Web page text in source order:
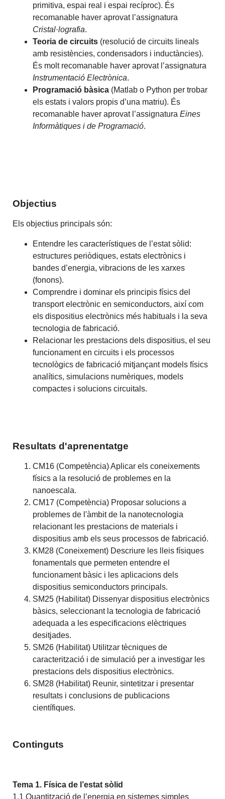
primitiva, espai real i espai recíproc). És
recomanable haver aprovat l’assignatura
Cristal·lografia.
Teoria de circuits (resolució de circuits lineals
amb resistències, condensadors i inductàncies).
És molt recomanable haver aprovat l’assignatura
Instrumentació Electrònica.
Programació bàsica (Matlab o Python per trobar
els estats i valors propis d’una matriu). És
recomanable haver aprovat l’assignaturaEines
Informàtiques i de Programació.
Objectius
Els objectius principals són:
Entendre les característiques de l’estat sòlid:
estructures periòdiques, estats electrònics i
bandes d’energia, vibracions de les xarxes
(fonons).
Comprendre i dominar els principis físics del
transport electrònic en semiconductors, així com
els dispositius electrònics més habituals i la seva
tecnologia de fabricació.
Relacionar les prestacions dels dispositius, el seu
funcionament en circuits i els processos
tecnològics de fabricació mitjançant models físics
analítics, simulacions numèriques, models
compactes i solucions circuitals.
Resultats d'aprenentatge
CM16 (Competència) Aplicar els coneixements
físics a la resolució de problemes en la
nanoescala.
CM17 (Competència) Proposar solucions a
problemes de l'àmbit de la nanotecnologia
relacionant les prestacions de materials i
dispositius amb els seus processos de fabricació.
KM28 (Coneixement) Descriure les lleis físiques
fonamentals que permeten entendre el
funcionament bàsic i les aplicacions dels
dispositius semiconductors principals.
SM25 (Habilitat) Dissenyar dispositius electrònics
bàsics, seleccionant la tecnologia de fabricació
adequada a les especificacions elèctriques
desitjades.
SM26 (Habilitat) Utilitzar tècniques de
caracterització i de simulació per a investigar les
prestacions dels dispositius electrònics.
SM28 (Habilitat) Reunir, sintetitzar i presentar
resultats i conclusions de publicacions
científiques.
Continguts
Tema 1. Física de l’estat sòlid
1.1 Quantització de l’energia en sistemes simples